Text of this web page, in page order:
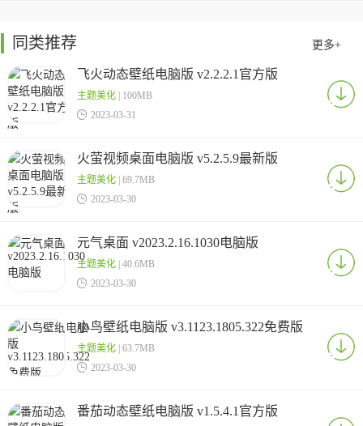
同类推荐 更多+
飞火动态壁纸电脑版 v2.2.2.1官方版
主题美化| 100MB
 2023-03-31
火萤视频桌面电脑版 v5.2.5.9最新版
主题美化| 69.7MB
 2023-03-30
元气桌面 v2023.2.16.1030电脑版
主题美化| 40.6MB
 2023-03-30
小鸟壁纸电脑版 v3.1123.1805.322免费版
主题美化| 63.7MB
 2023-03-30
番茄动态壁纸电脑版 v1.5.4.1官方版